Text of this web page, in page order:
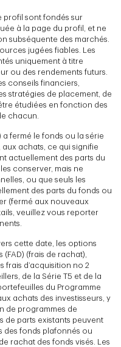
profil sont fondés sur
à la page du profil, et ne
subséquente des marchés.
jugées fiables. Les
uniquement à titre
ou des rendements futurs.
conseils financiers,
stratégies de placement, de
étudiées en fonction des
chacun.
a fermé le fonds ou la série
achats, ce qui signifie
actuellement des parts du
conserver, mais ne
ou que seuls les
des parts du fonds ou
(fermé aux nouveaux
veuillez vous reporter
cette date, les options
(frais de rachat),
frais d’acquisition no 2
de la Série T5 et de la
du Programme
achats des investisseurs, y
de programmes de
de parts existants peuvent
des fonds plafonnés ou
rachat des fonds visés. Les